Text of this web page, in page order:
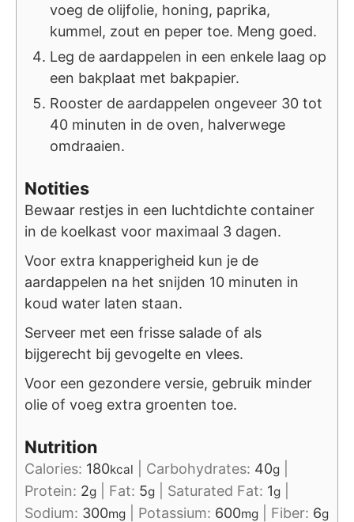
voeg de olijfolie, honing, paprika,
kummel, zout en peper toe. Meng goed.
Leg de aardappelen in een enkele laag op
een bakplaat met bakpapier.
Rooster de aardappelen ongeveer 30 tot
40 minuten in de oven, halverwege
omdraaien.
Notities
Bewaar restjes in een luchtdichte container
in de koelkast voor maximaal 3 dagen.
Voor extra knapperigheid kun je de
aardappelen na het snijden 10 minuten in
koud water laten staan.
Serveer met een frisse salade of als
bijgerecht bij gevogelte en vlees.
Voor een gezondere versie, gebruik minder
olie of voeg extra groenten toe.
Nutrition
Calories: 180kcal Carbohydrates: 40g
Protein: 2g Fat: 5g Saturated Fat: 1g
Sodium: 300mg Potassium: 600mg Fiber: 6g